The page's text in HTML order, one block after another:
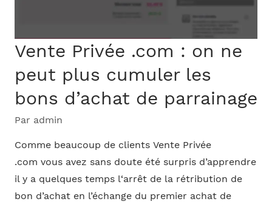
Vente Privée .com : on ne
peut plus cumuler les
bons d’achat de parrainage
Par admin
Comme beaucoup de clients Vente Privée
.com vous avez sans doute été surpris d’apprendre
il y a quelques temps l‘arrêt de la rétribution de
bon d’achat en l’échange du premier achat de